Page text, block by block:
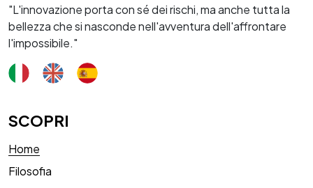
"L'innovazione porta con sé dei rischi, ma anche tutta la
bellezza che si nasconde nell'avventura dell'affrontare
l'impossibile."
SCOPRI
Home
Filosofia